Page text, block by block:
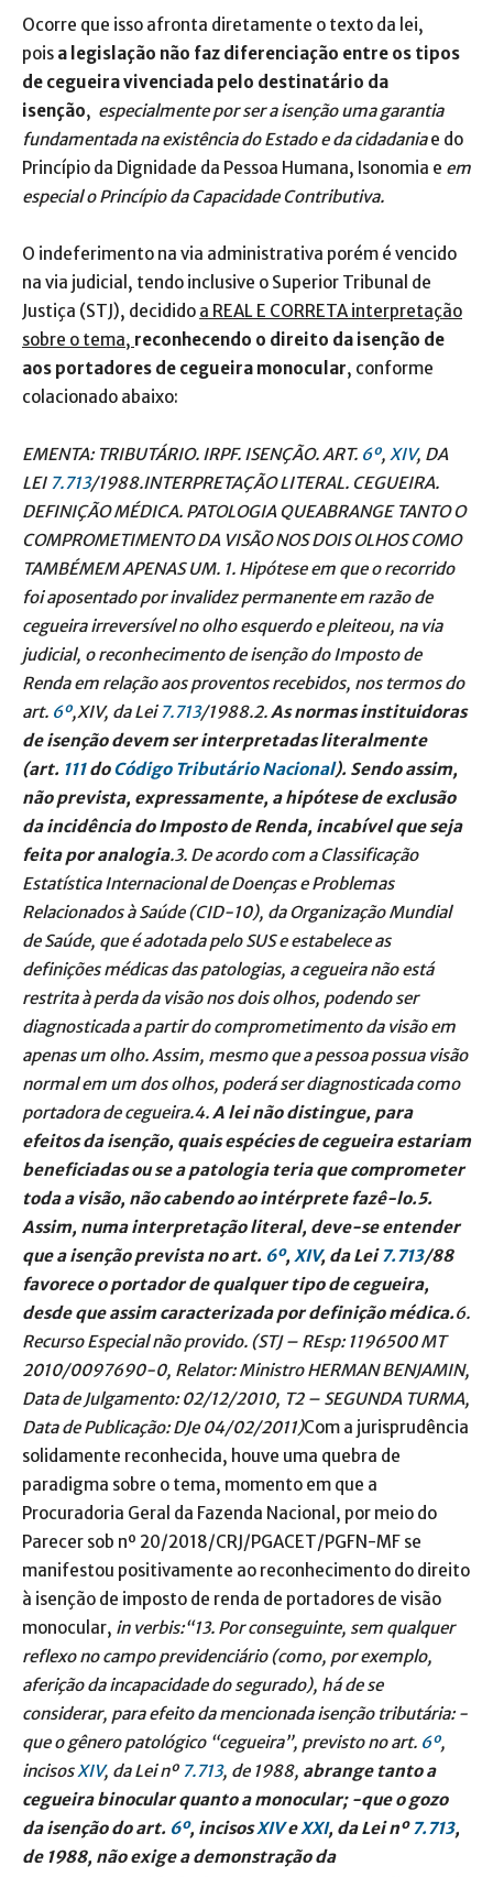
Ocorre que isso afronta diretamente o texto da lei,
pois a legislação não faz diferenciação entre os tipos
de cegueira vivenciada pelo destinatário da
isenção, especialmente por ser a isenção uma garantia
fundamentada na existência do Estado e da cidadaniae do
Princípio da Dignidade da Pessoa Humana, Isonomia e em
especial o Princípio da Capacidade Contributiva.
O indeferimento na via administrativa porém é vencido
na via judicial, tendo inclusive o Superior Tribunal de
Justiça (STJ), decidido a REAL E CORRETA interpretação
sobre o tema, reconhecendo o direito da isenção de
aos portadores de cegueira monocular, conforme
colacionado abaixo:
EMENTA: TRIBUTÁRIO. IRPF. ISENÇÃO. ART. 6º, XIV, DA
LEI 7.713/1988.INTERPRETAÇÃO LITERAL. CEGUEIRA.
DEFINIÇÃO MÉDICA. PATOLOGIA QUEABRANGE TANTO O
COMPROMETIMENTO DA VISÃO NOS DOIS OLHOS COMO
TAMBÉMEM APENAS UM. 1. Hipótese em que o recorrido
foi aposentado por invalidez permanente em razão de
cegueira irreversível no olho esquerdo e pleiteou, na via
judicial, o reconhecimento de isenção do Imposto de
Renda em relação aos proventos recebidos, nos termos do
art. 6º,XIV, da Lei7.713/1988.2.As normas instituidoras
de isenção devem ser interpretadas literalmente
(art. 111doCódigo Tributário Nacional). Sendo assim,
não prevista, expressamente, a hipótese de exclusão
da incidência do Imposto de Renda, incabível que seja
feita por analogia.3. De acordo com a Classificação
Estatística Internacional de Doenças e Problemas
Relacionados à Saúde (CID-10), da Organização Mundial
de Saúde, que é adotada pelo SUS e estabelece as
definições médicas das patologias, a cegueira não está
restrita à perda da visão nos dois olhos, podendo ser
diagnosticada a partir do comprometimento da visão em
apenas um olho. Assim, mesmo que a pessoa possua visão
normal em um dos olhos, poderá ser diagnosticada como
portadora de cegueira.4.A lei não distingue, para
efeitos da isenção, quais espécies de cegueira estariam
beneficiadas ou se a patologia teria que comprometer
toda a visão, não cabendo ao intérprete fazê-lo.5.
Assim, numa interpretação literal, deve-se entender
que a isenção prevista no art. 6º, XIV, da Lei7.713/88
favorece o portador de qualquer tipo de cegueira,
desde que assim caracterizada por definição médica.6.
Recurso Especial não provido. (STJ – REsp: 1196500 MT
2010/0097690-0, Relator: Ministro HERMAN BENJAMIN,
Data de Julgamento: 02/12/2010, T2 – SEGUNDA TURMA,
Data de Publicação: DJe 04/02/2011)Com a jurisprudência
solidamente reconhecida, houve uma quebra de
paradigma sobre o tema, momento em que a
Procuradoria Geral da Fazenda Nacional, por meio do
Parecer sob nº 20/2018/CRJ/PGACET/PGFN-MF se
manifestou positivamente ao reconhecimento do direito
à isenção de imposto de renda de portadores de visão
monocular, in verbis:“13. Por conseguinte, sem qualquer
reflexo no campo previdenciário (como, por exemplo,
aferição da incapacidade do segurado), há de se
considerar, para efeito da mencionada isenção tributária: -
que o gênero patológico “cegueira”, previsto no art. 6º,
incisosXIV, da Lei nº 7.713, de 1988, abrange tanto a
cegueira binocular quanto a monocular; -que o gozo
da isenção do art. 6º, incisosXIVeXXI, da Lei nº7.713,
de 1988, não exige a demonstração da